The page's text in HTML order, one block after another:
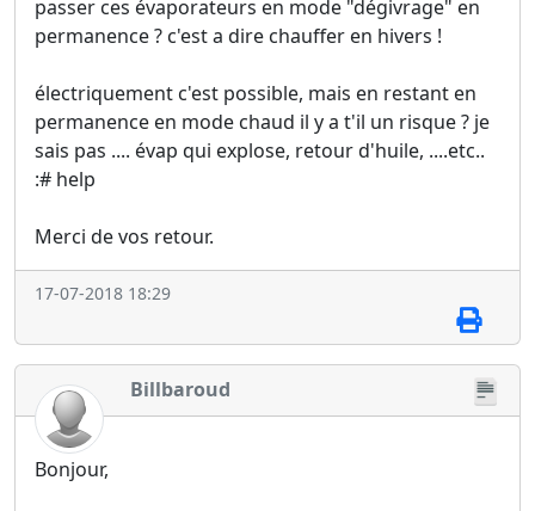
passer ces évaporateurs en mode "dégivrage" en
permanence ? c'est a dire chauffer en hivers !
électriquement c'est possible, mais en restant en
permanence en mode chaud il y a t'il un risque ? je
sais pas .... évap qui explose, retour d'huile, ....etc..
:# help
Merci de vos retour.
17-07-2018 18:29
Billbaroud
Bonjour,